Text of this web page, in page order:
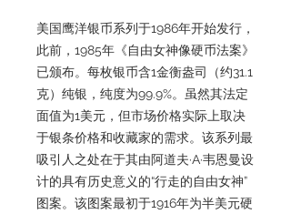
美国鹰洋银币系列于1986年开始发行，
此前，1985年《自由女神像硬币法案》
已颁布。每枚银币含1金衡盎司（约31.1
克）纯银，纯度为99.9%。虽然其法定
面值为1美元，但市场价格实际上取决
于银条价格和收藏家的需求。该系列最
吸引人之处在于其由阿道夫·A·韦恩曼设
计的具有历史意义的“行走的自由女神”
图案。该图案最初于1916年为半美元硬